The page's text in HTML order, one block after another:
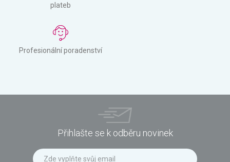
plateb
Profesionální poradenství
Přihlašte se k odběru novinek